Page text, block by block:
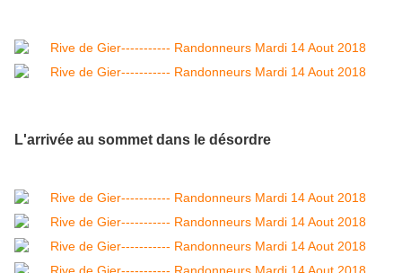
L'arrivée au sommet dans le désordre